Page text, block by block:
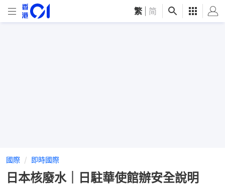
繁 简
國際 即時國際
日本核廢水｜日駐華使館辦安全說明